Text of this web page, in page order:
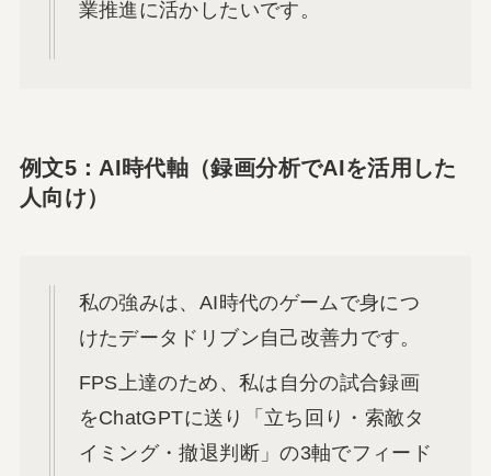
業推進に活かしたいです。
例文5：AI時代軸（録画分析でAIを活用した
人向け）
私の強みは、AI時代のゲームで身につ
けたデータドリブン自己改善力です。
FPS上達のため、私は自分の試合録画
をChatGPTに送り「立ち回り・索敵タ
イミング・撤退判断」の3軸でフィード